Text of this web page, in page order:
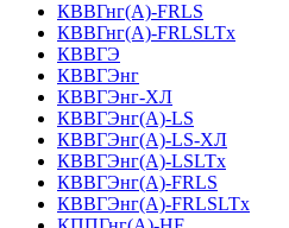
КВВГнг(А)-FRLS
КВВГнг(А)-FRLSLTx
КВВГЭ
КВВГЭнг
КВВГЭнг-ХЛ
КВВГЭнг(А)-LS
КВВГЭнг(А)-LS-ХЛ
КВВГЭнг(А)-LSLTx
КВВГЭнг(А)-FRLS
КВВГЭнг(А)-FRLSLTx